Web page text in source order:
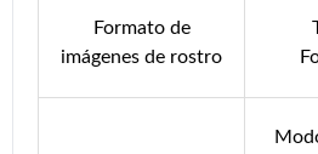
Formato de
imágenes de rostro